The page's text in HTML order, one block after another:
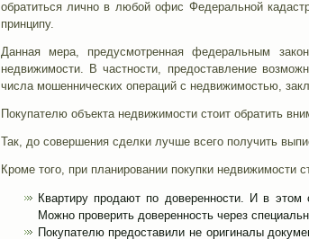
обратиться лично в любой офис Федеральной
принципу.
Данная мера, предусмотренная федеральным
недвижимости. В частности, предоставление
числа мошеннических операций с недвижимостью,
Покупателю объекта недвижимости стоит обратить
Так, до совершения сделки лучше всего получить
Кроме того, при планировании покупки недвижимости
Квартиру продают по доверенности. И в этом
Можно проверить доверенность через
Покупателю предоставили не оригиналы